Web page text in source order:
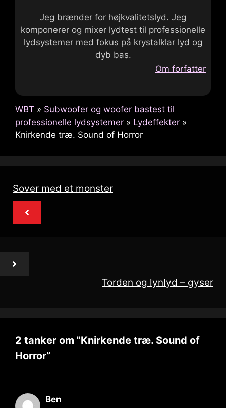
Jeg brænder for højkvalitetslyd. Jeg
komponerer og mixer lydtest til professionelle
lydsystemer med fokus på krystalklar lyd og
dyb bas.
Om forfatter
WBT » Subwoofer og woofer bastest til
professionelle lydsystemer » Lydeffekter »
Knirkende træ. Sound of Horror
Sover med et monster
Torden og lynlyd – gyser
2 tanker om "Knirkende træ. Sound of
Horror”
Ben